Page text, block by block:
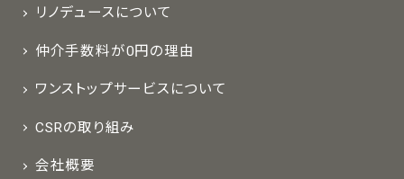
リノデュースについて
仲介手数料が0円の理由
ワンストップサービスについて
CSRの取り組み
会社概要